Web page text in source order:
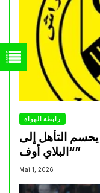
رابطة الهواة
يحسم التأهل إلى
“البلاي أوف”
Mai 1, 2026